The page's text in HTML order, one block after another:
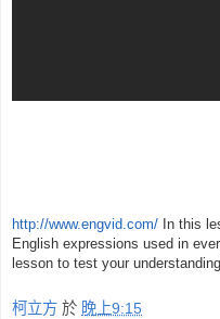
http://www.engvid.com/ In this
English expressions used in
lesson to test your
柯立方 於 晚上9:15